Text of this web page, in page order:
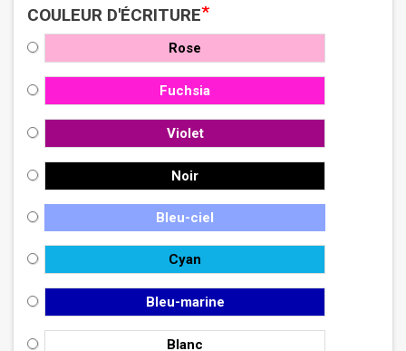
COULEUR D'ÉCRITURE*
Rose
Fuchsia
Violet
Noir
Bleu-ciel
Cyan
Bleu-marine
Blanc